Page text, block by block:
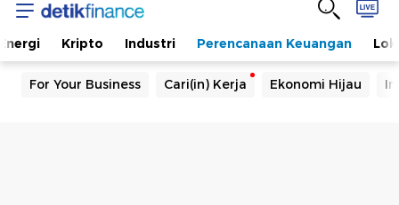
Kripto Industri Perencanaan Keuangan
For Your Business Cari(in) Kerja Ekonomi Hijau